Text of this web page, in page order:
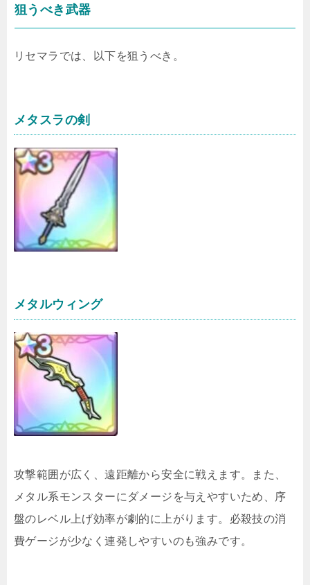
狙うべき武器
リセマラでは、以下を狙うべき。
メタスラの剣
メタルウィング
攻撃範囲が広く、遠距離から安全に戦えます。また、
メタル系モンスターにダメージを与えやすいため、序
盤のレベル上げ効率が劇的に上がります。必殺技の消
費ゲージが少なく連発しやすいのも強みです。